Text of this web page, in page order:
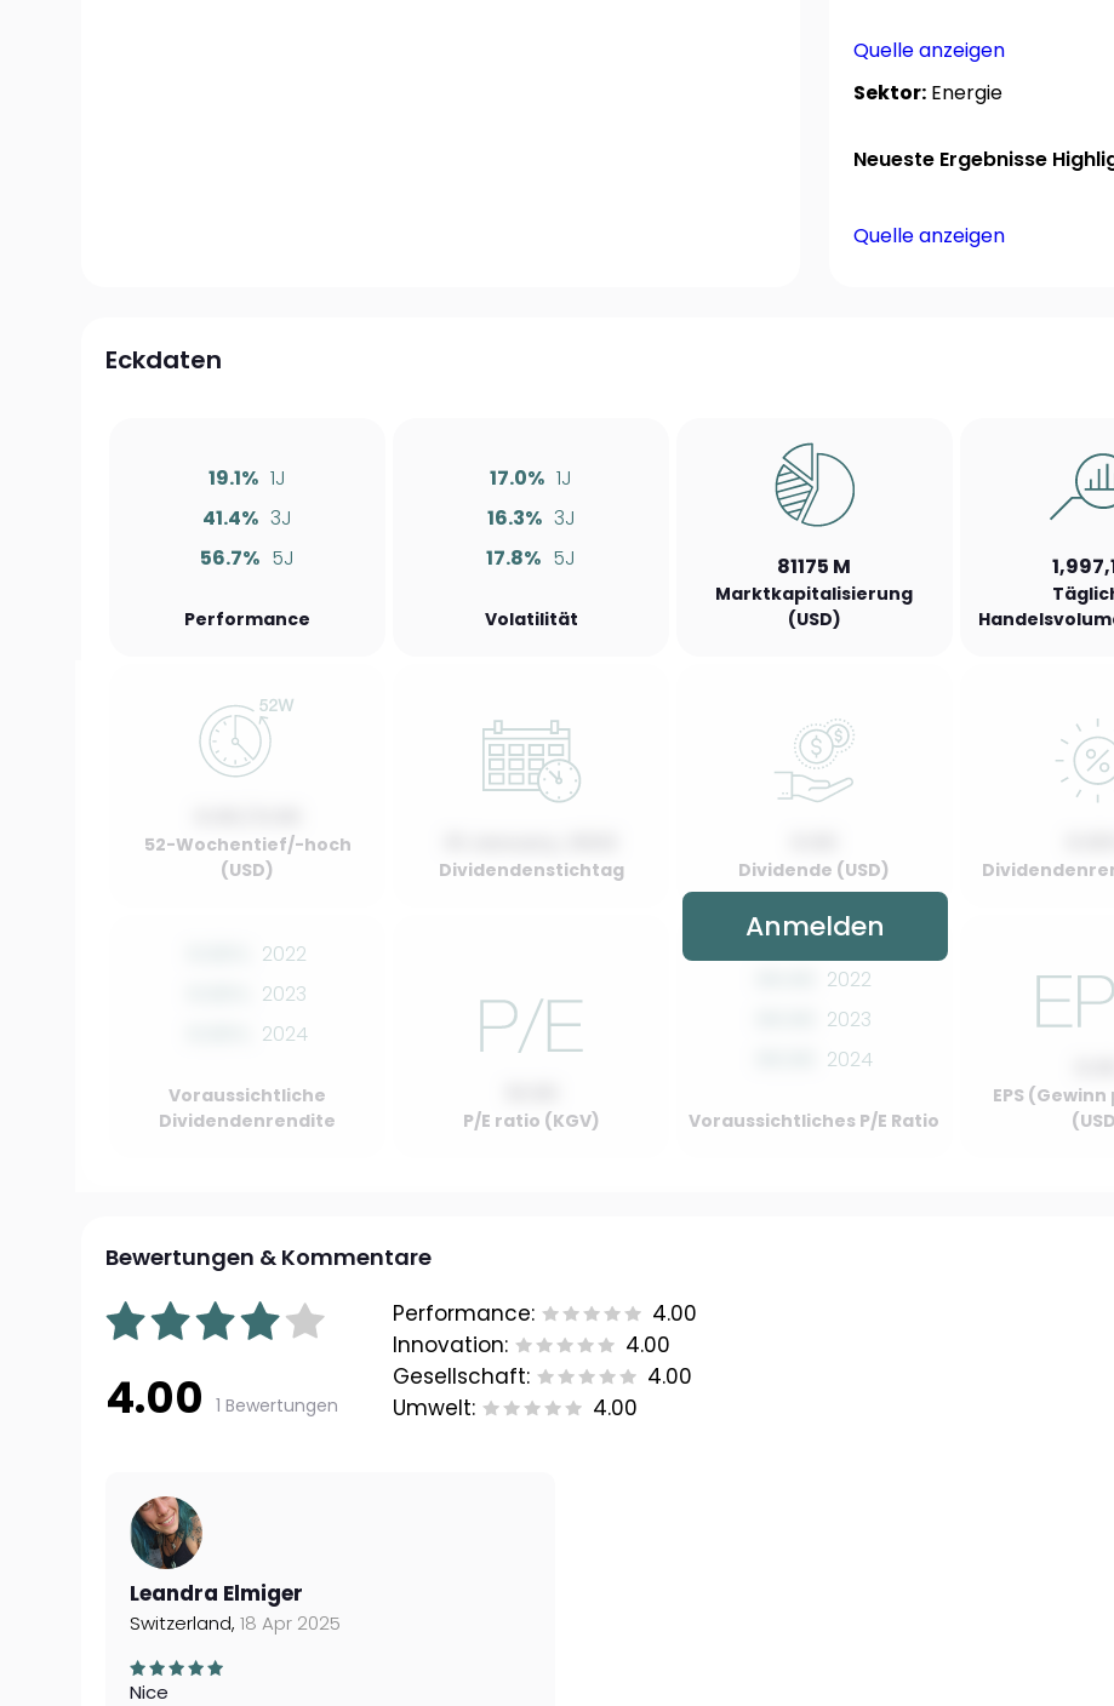
Quelle anzeigen
Sektor: Energie
Neueste Ergebnisse
Quelle anzeigen
Eckdaten
19.1% 1J
41.4% 3J
56.7% 5J
Performance
17.0% 1J
16.3% 3J
17.8% 5J
Volatilität
81175 M
Marktkapitalisierung
(USD)
52-Wochentief/-hoch
(USD)
Dividendenstichtag Dividende (USD)
2022
2023
2024
Voraussichtliche
Dividendenrendite
P/E ratio (KGV)
2022
2023
2024
Voraussichtliches P/E Ratio
EPS
Anmelden
Bewertungen & Kommentare
4.00 1 Bewertungen
Performance:
4.00
Innovation:
4.00
Gesellschaft:
4.00
Umwelt:
4.00
Leandra Elmiger
Switzerland,18 Apr 2025
Nice